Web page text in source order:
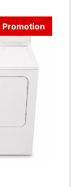
Promotion